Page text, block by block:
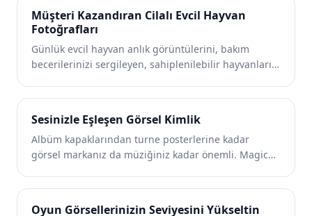
sunmasına yardımcı olur.
Müşteri Kazandıran Cilalı Evcil Hayvan
Fotoğrafları
Günlük evcil hayvan anlık görüntülerini, bakım
becerilerinizi sergileyen, sahiplenilebilir hayvanları
profesyonel görüntülere dönüştürün. Magic Eraser
böylece her evcil hayvan en iyi şekilde görünür.
Sesinizle Eşleşen Görsel Kimlik
Albüm kapaklarından turne posterlerine kadar
görsel markanız da müziğiniz kadar önemli. Magic
tanıtımcıların dikkat dağıtıcı unsurları ortadan
Oyun Görsellerinizin Seviyesini Yükseltin